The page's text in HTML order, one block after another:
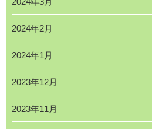
2024年2月
2024年1月
2023年12月
2023年11月